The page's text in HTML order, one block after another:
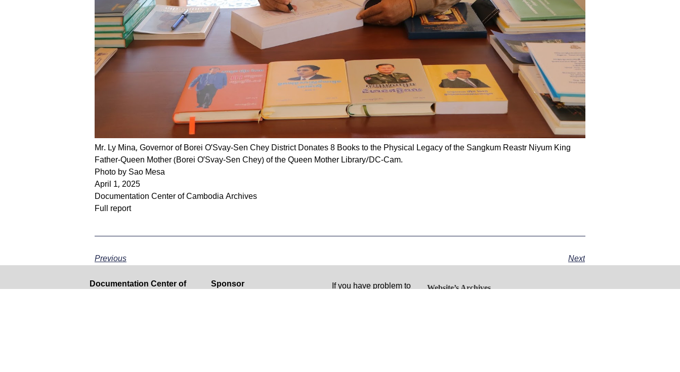
Mr. Ly Mina, Governor of Borei O’Svay-Sen Chey District Donates 8 Books to the Physical Legacy of the Sangkum Reastr Niyum King
Father-Queen Mother (Borei O’Svay-Sen Chey) of the Queen Mother Library/DC-Cam.
Photo by Sao Mesa
April 1, 2025
Documentation Center of Cambodia Archives
Full report
Previous Next
Documentation Center of
Sponsor
If you have problem to
Website’s Archives